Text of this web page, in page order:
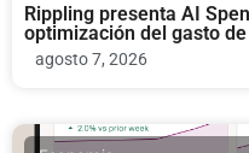
Rippling presenta AI
optimización del gasto
agosto 7, 2026